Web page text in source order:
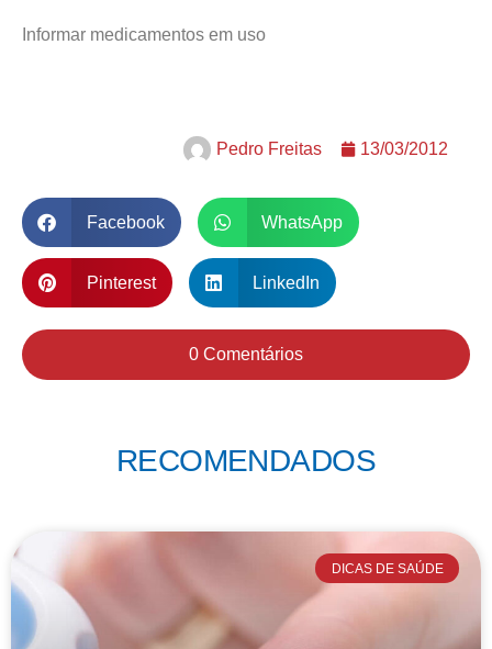
Informar medicamentos em uso
Pedro Freitas 13/03/2012
Facebook WhatsApp
Pinterest LinkedIn
0 Comentários
RECOMENDADOS
DICAS DE SAÚDE